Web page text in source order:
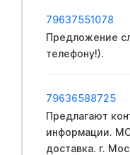
79637551078
Предложение
телефону!).
79636588725
Предлагают
информации.
доставка. г.